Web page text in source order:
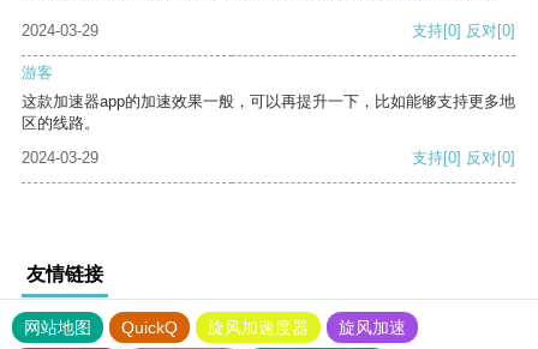
2024-03-29 支持[0] 反对[0]
游客
这款加速器app的加速效果一般，可以再提升一下，比如能够支持更多地
区的线路。
2024-03-29
支持[0] 反对[0]
友情链接
网站地图 QuickQ 旋风加速度器
旋风加速